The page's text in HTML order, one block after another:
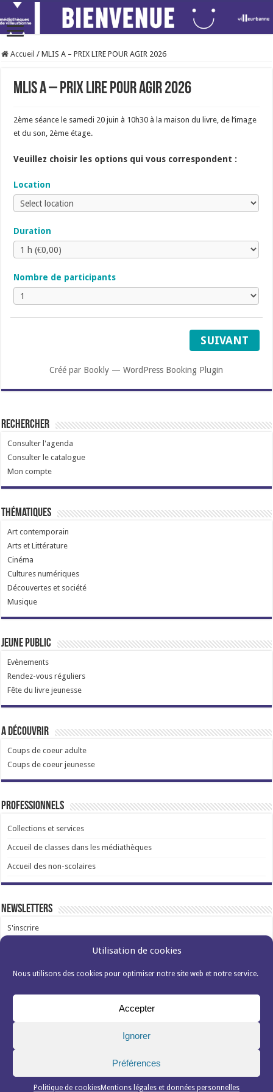
Utilisation de cookies
Nous utilisons des cookies pour optimiser notre site web et notre service.
Accepter
Ignorer
Préférences
Politique de cookiesMentions légales et données personnelles
Accueil / MLIS A – PRIX LIRE POUR AGIR 2026
MLIS A – PRIX LIRE POUR AGIR 2026
2ème séance le samedi 20 juin à 10h30 à la maison du livre, de l’image
et du son, 2ème étage.
Veuillez choisir les options qui vous correspondent :
Location
Duration
Nombre de participants
SUIVANT
Créé par Bookly —WordPress Booking Plugin
Rechercher
Consulter l'agenda
Consulter le catalogue
Mon compte
Thématiques
Art contemporain
Arts et Littérature
Cinéma
Cultures numériques
Découvertes et société
Musique
Jeune public
Evènements
Rendez-vous réguliers
Fête du livre jeunesse
A découvrir
Coups de coeur adulte
Coups de coeur jeunesse
Professionnels
Collections et services
Accueil de classes dans les médiathèques
Accueil des non-scolaires
Newsletters
S'inscrire
Politique de cookies (EU)s
Médiathèques de Villeurbanne
Demande de stage ou d’emploi